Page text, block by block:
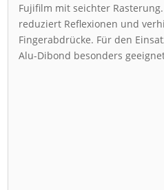
Fujifilm mit seichter
reduziert Reflexionen und
Fingerabdrücke. Für den
Alu-Dibond besonders